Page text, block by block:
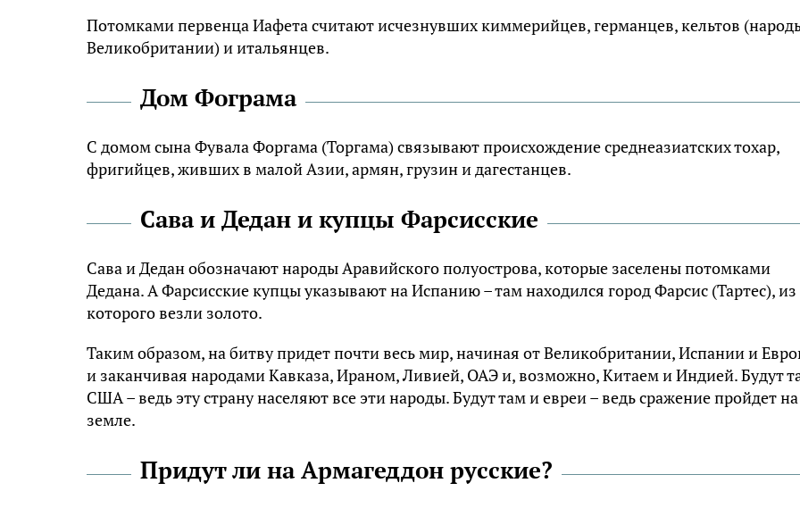
Потомками первенца Иафета считают исчезнувших киммерийцев, германцев, кельтов
Великобритании) и итальянцев.
Дом Фограма
С домом сына Фувала Форгама (Торгама) связывают происхождение среднеазиатских тохар,
фригийцев, живших в малой Азии, армян, грузин и дагестанцев.
Сава и Дедан и купцы Фарсисские
Сава и Дедан обозначают народы Аравийского полуострова, которые заселены потомками
Дедана. А Фарсисские купцы указывают на Испанию – там находился город Фарсис (Тартес), из
которого везли золото.
Таким образом, на битву придет почти весь мир, начиная от Великобритании, Испании и
и заканчивая народами Кавказа, Ираном, Ливией, ОАЭ и, возможно, Китаем и Индией. Будут
США – ведь эту страну населяют все эти народы. Будут там и евреи – ведь сражение пройдет
земле.
Придут ли на Армагеддон русские?